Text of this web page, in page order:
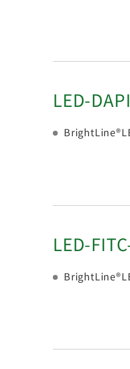
LED-
LED-